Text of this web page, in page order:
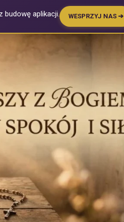
aplikacji. WESPRZYJ NAS ➔